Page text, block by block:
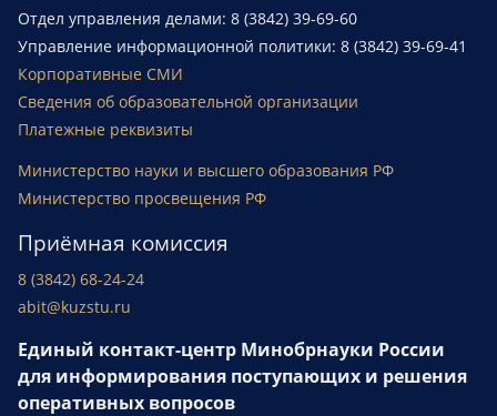
Отдел управления делами: 8 (3842) 39-69-60
Управление информационной политики: 8 (3842) 39-69-41
Корпоративные СМИ
Сведения об образовательной организации
Платежные реквизиты
Министерство науки и высшего образования РФ
Министерство просвещения РФ
Приёмная комиссия
8 (3842) 68-24-24
abit@kuzstu.ru
Единый контакт-центр Минобрнауки России
для информирования поступающих и решения
оперативных вопросов